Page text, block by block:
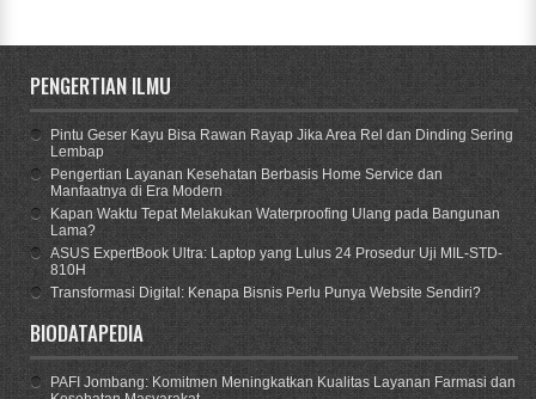
PENGERTIAN ILMU
Pintu Geser Kayu Bisa Rawan Rayap Jika Area Rel dan Dinding Sering
Lembap
Pengertian Layanan Kesehatan Berbasis Home Service dan
Manfaatnya di Era Modern
Kapan Waktu Tepat Melakukan Waterproofing Ulang pada Bangunan
Lama?
ASUS ExpertBook Ultra: Laptop yang Lulus 24 Prosedur Uji MIL-STD-
810H
Transformasi Digital: Kenapa Bisnis Perlu Punya Website Sendiri?
BIODATAPEDIA
PAFI Jombang: Komitmen Meningkatkan Kualitas Layanan Farmasi dan